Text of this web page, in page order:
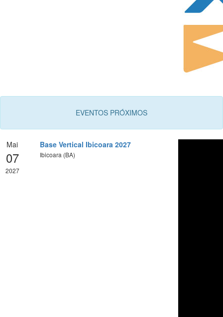
EVENTOS PRÓXIMOS
Mai
07
2027
Base Vertical Ibicoara 2027
Ibicoara (BA)